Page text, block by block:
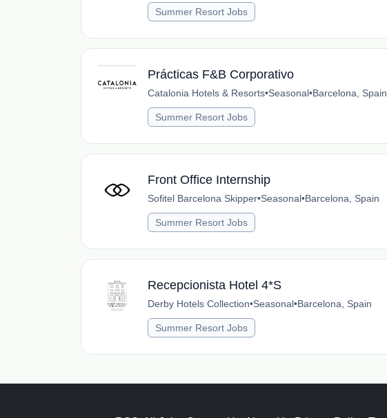
Summer Resort Jobs
Prácticas F&B Corporativo
Catalonia Hotels & Resorts•Seasonal•Barcelona, Spain
Summer Resort Jobs
Front Office Internship
Sofitel Barcelona Skipper•Seasonal•Barcelona, Spain
Summer Resort Jobs
Recepcionista Hotel 4*S
Derby Hotels Collection•Seasonal•Barcelona, Spain
Summer Resort Jobs